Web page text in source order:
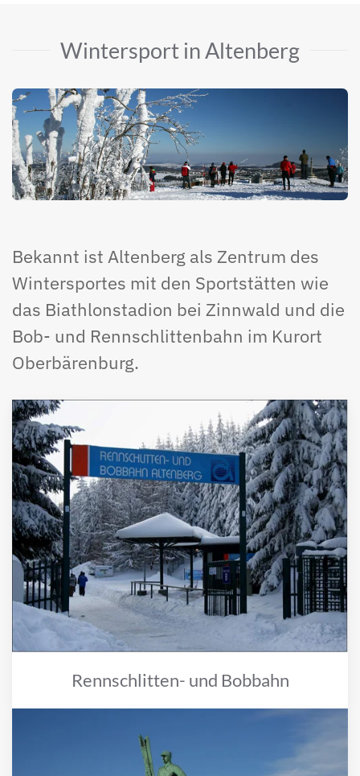
Wintersport in Altenberg
Bekannt ist Altenberg als Zentrum des
Wintersportes mit den Sportstätten wie
das Biathlonstadion bei Zinnwald und die
Bob- und Rennschlittenbahn im Kurort
Oberbärenburg.
Rennschlitten- und Bobbahn